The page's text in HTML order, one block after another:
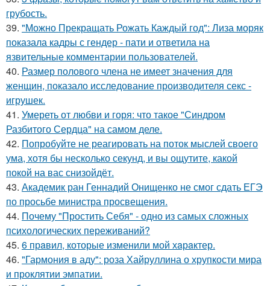
грубость.
39. "Можно Прекращать Рожать Каждый год": Лиза моряк
показала кадры с гендер - пати и ответила на
язвительные комментарии пользователей.
40. Размер полового члена не имеет значения для
женщин, показало исследование производителя секс -
игрушек.
41. Умереть от любви и горя: что такое "Синдром
Разбитого Сердца" на самом деле.
42. Попробуйте не реагировать на поток мыслей своего
ума, хотя бы несколько секунд, и вы ощутите, какой
покой на вас снизойдёт.
43. Академик ран Геннадий Онищенко не смог сдать ЕГЭ
по просьбе министра просвещения.
44. Почему "Простить Себя" - одно из самых сложных
психологических переживаний?
45. 6 прaвил, которые изменили мой хaрaктер.
46. "Гармония в аду": роза Хайруллина о хрупкости мира
и проклятии эмпатии.